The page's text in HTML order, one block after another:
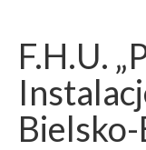
F.H.U.
Bielsko-